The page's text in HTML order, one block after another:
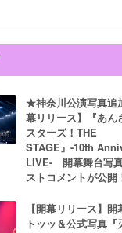
★神奈川公演写真
幕リリース】『あん
スターズ！THE
STAGE』-10th
LIVE- 開幕舞台写
ストコメントが公開
【開幕リリース】
トッッ＆公式写真『